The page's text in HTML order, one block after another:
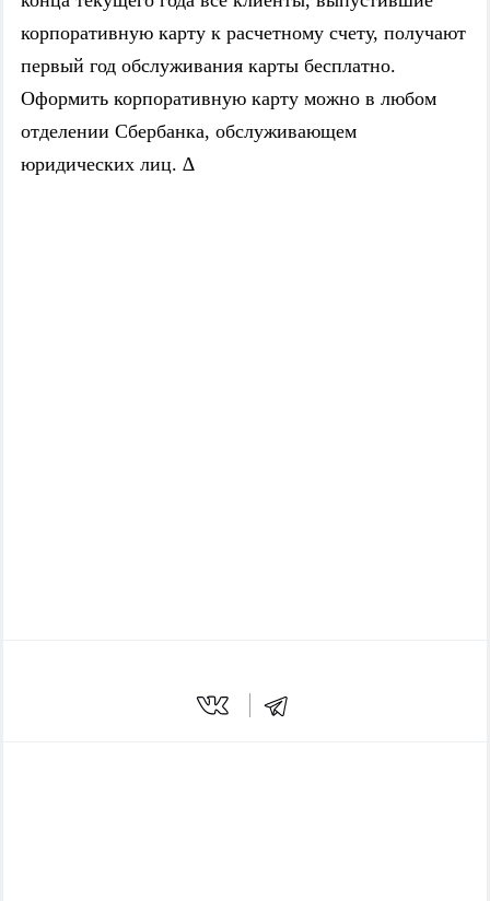
корпоративную карту к расчетному счету, получают
первый год обслуживания карты бесплатно.
Оформить корпоративную карту можно в любом
отделении Сбербанка, обслуживающем
юридических лиц. ∆